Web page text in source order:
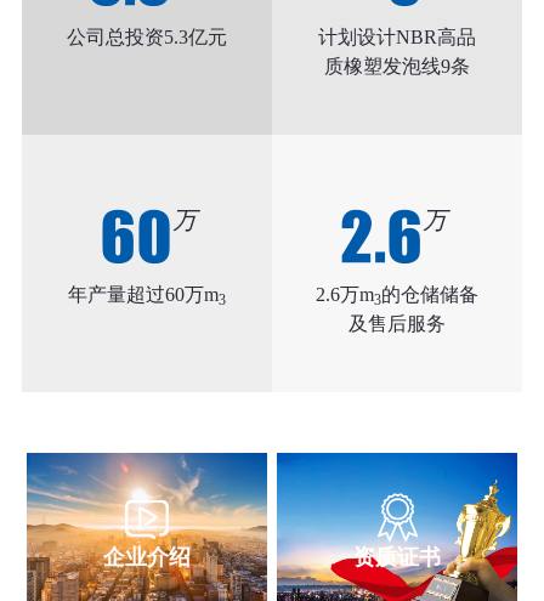
公司总投资5.3亿元
计划设计NBR高品
质橡塑发泡线9条
60 万
年产量超过60万m3
2.6 万
2.6万m3的仓储储备
及售后服务
企业介绍 资质证书